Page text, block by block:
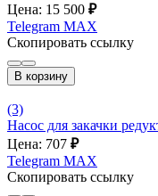
Цена: 15 500 ₽
Telegram MAX
Скопировать ссылку
В корзину
(3)
Насос для закачки
Цена: 707 ₽
Telegram MAX
Скопировать ссылку